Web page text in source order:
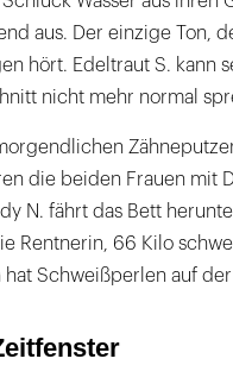
aus. Der einzige Ton,
hört. Edeltraut S. kann
nicht mehr normal
die beiden Frauen mit
N. fährt das Bett
Rentnerin, 66 Kilo
hat Schweißperlen auf